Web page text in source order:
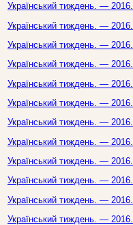
Український тиждень. —
Український тиждень. —
Український тиждень. —
Український тиждень. —
Український тиждень. —
Український тиждень. —
Український тиждень. —
Український тиждень. —
Український тиждень. —
Український тиждень. —
Український тиждень. —
Український тиждень. —